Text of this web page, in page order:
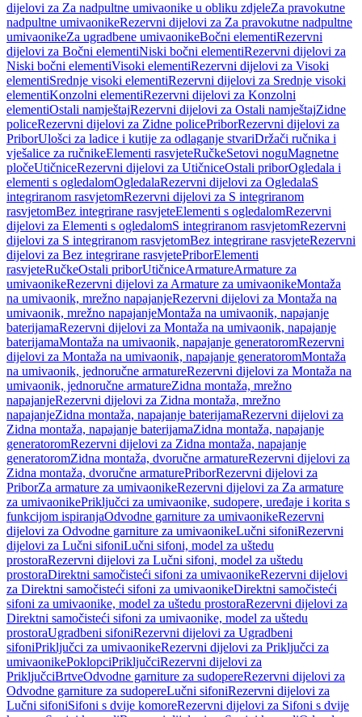
dijelovi za Za nadpultne umivaonike u obliku zdjeleZa pravokutne
nadpultne umivaonikeRezervni dijelovi za Za pravokutne nadpultne
umivaonikeZa ugradbene umivaonikeBočni elementiRezervni
dijelovi za Bočni elementiNiski bočni elementiRezervni dijelovi za
Niski bočni elementiVisoki elementiRezervni dijelovi za Visoki
elementiSrednje visoki elementiRezervni dijelovi za Srednje visoki
elementiKonzolni elementiRezervni dijelovi za Konzolni
elementiOstali namještajRezervni dijelovi za Ostali namještajZidne
policeRezervni dijelovi za Zidne policePriborRezervni dijelovi za
PriborUlošci za ladice i kutije za odlaganje stvariDržači ručnika i
vješalice za ručnikeElementi rasvjeteRučkeSetovi noguMagnetne
pločeUtičniceRezervni dijelovi za UtičniceOstali priborOgledala i
elementi s ogledalomOgledalaRezervni dijelovi za OgledalaS
integriranom rasvjetomRezervni dijelovi za S integriranom
rasvjetomBez integrirane rasvjeteElementi s ogledalomRezervni
dijelovi za Elementi s ogledalomS integriranom rasvjetomRezervni
dijelovi za S integriranom rasvjetomBez integrirane rasvjeteRezervni
dijelovi za Bez integrirane rasvjetePriborElementi
rasvjeteRučkeOstali priborUtičniceArmatureArmature za
umivaonikeRezervni dijelovi za Armature za umivaonikeMontaža
na umivaonik, mrežno napajanjeRezervni dijelovi za Montaža na
umivaonik, mrežno napajanjeMontaža na umivaonik, napajanje
baterijamaRezervni dijelovi za Montaža na umivaonik, napajanje
baterijamaMontaža na umivaonik, napajanje generatoromRezervni
dijelovi za Montaža na umivaonik, napajanje generatoromMontaža
na umivaonik, jednoručne armatureRezervni dijelovi za Montaža na
umivaonik, jednoručne armatureZidna montaža, mrežno
napajanjeRezervni dijelovi za Zidna montaža, mrežno
napajanjeZidna montaža, napajanje baterijamaRezervni dijelovi za
Zidna montaža, napajanje baterijamaZidna montaža, napajanje
generatoromRezervni dijelovi za Zidna montaža, napajanje
generatoromZidna montaža, dvoručne armatureRezervni dijelovi za
Zidna montaža, dvoručne armaturePriborRezervni dijelovi za
PriborZa armature za umivaonikeRezervni dijelovi za Za armature
za umivaonikePriključci za umivaonike, sudopere, uređaje i korita s
funkcijom ispiranjaOdvodne garniture za umivaonikeRezervni
dijelovi za Odvodne garniture za umivaonikeLučni sifoniRezervni
dijelovi za Lučni sifoniLučni sifoni, model za uštedu
prostoraRezervni dijelovi za Lučni sifoni, model za uštedu
prostoraDirektni samočisteći sifoni za umivaonikeRezervni dijelovi
za Direktni samočisteći sifoni za umivaonikeDirektni samočisteći
sifoni za umivaonike, model za uštedu prostoraRezervni dijelovi za
Direktni samočisteći sifoni za umivaonike, model za uštedu
prostoraUgradbeni sifoniRezervni dijelovi za Ugradbeni
sifoniPriključci za umivaonikeRezervni dijelovi za Priključci za
umivaonikePoklopciPriključciRezervni dijelovi za
PriključciBrtveOdvodne garniture za sudopereRezervni dijelovi za
Odvodne garniture za sudopereLučni sifoniRezervni dijelovi za
Lučni sifoniSifoni s dvije komoreRezervni dijelovi za Sifoni s dvije